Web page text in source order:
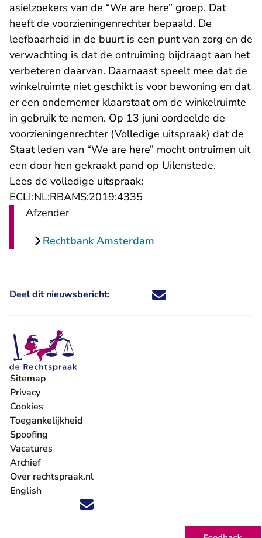
asielzoekers van de “We are here” groep. Dat
heeft de voorzieningenrechter bepaald. De
leefbaarheid in de buurt is een punt van zorg en de
verwachting is dat de ontruiming bijdraagt aan het
verbeteren daarvan. Daarnaast speelt mee dat de
winkelruimte niet geschikt is voor bewoning en dat
er een ondernemer klaarstaat om de winkelruimte
in gebruik te nemen. Op 13 juni oordeelde de
voorzieningenrechter (Volledige uitspraak- U verlaat
) dat de
Staat leden van “We are here” mocht ontruimen uit
een door hen gekraakt pand op Uilenstede.
Lees de volledige uitspraak:
ECLI:NL:RBAMS:2019:4335
Afzender
Rechtbank Amsterdam
Deel dit nieuwsbericht: Deel dit nieuwsbericht via X -
Deel dit nieuwsbericht via
Deel dit nieuwsbericht
Deel dit
Volg ons op X (Twitter) - U verlaat Rechtspraak.nl
Volg ons op Facebook - U verlaat Rechtspraak.nl
Volg ons op Instagram - U verlaat Rechtspraak.nl
Volg ons op Youtube - U verlaat Rechtspraak.nl
Volg ons op LinkedIn - U verlaat
'Blijf op de hoogte' nieuwsbrief - U verlaat
Sitemap
Privacy
Cookies
Toegankelijkheid
Spoofing
Vacatures
- U verlaat Rechtspraak.nl
Archief
Over rechtspraak.nl
English